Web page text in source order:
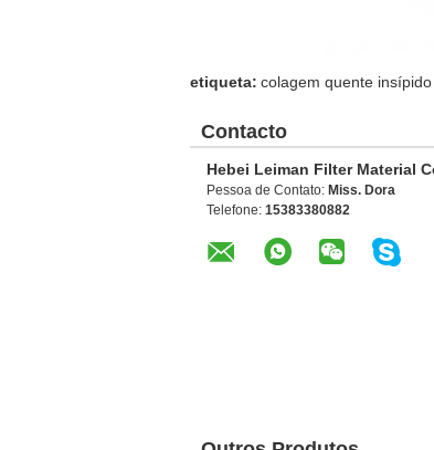
etiqueta: colagem quente
Contacto
Hebei Leiman Filter Material
Pessoa de Contato: Miss. Dora
Telefone: 15383380882